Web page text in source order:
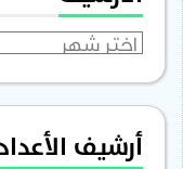
الأرشيف
أرشيف الأعداد